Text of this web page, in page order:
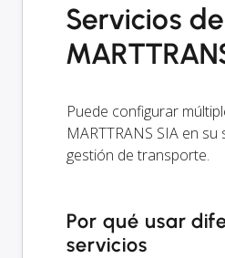
Servicios de
Puede configurar
MARTTRANS SIA en
gestión de transporte.
Por qué usar
servicios